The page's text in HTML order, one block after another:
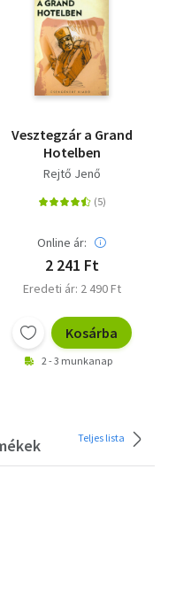
Vesztegzár a Grand
Hotelben
Rejtő Jenő
Online ár:
2 241 Ft
Eredeti ár: 2 490 Ft
Kosárba
2 - 3 munkanap
Teljes lista